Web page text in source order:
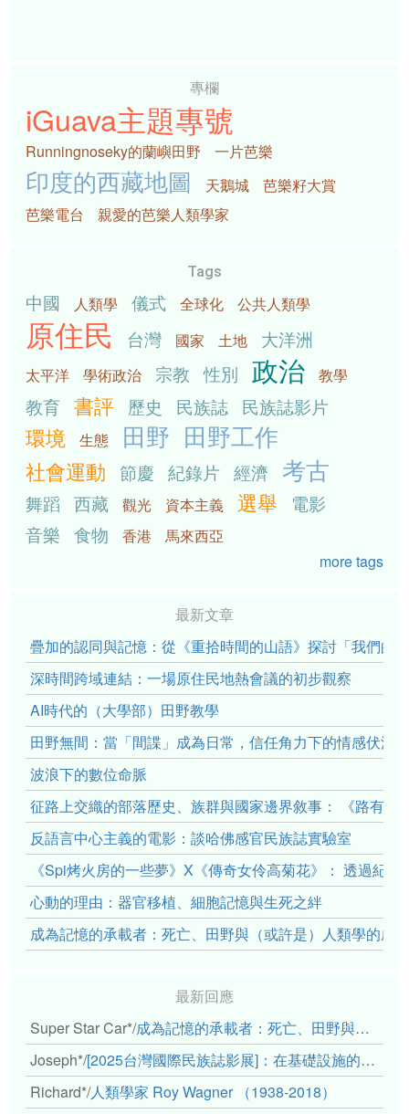
專欄
iGuava主題專號
Runningnoseky的蘭嶼田野 一片芭樂
印度的西藏地圖 天鵝城
芭樂籽大賞
芭樂電台
親愛的芭樂人類學家
Tags
中國 人類學 儀式 全球化 公共人類學
原住民 台灣 國家 土地 大洋洲
太平洋 學術政治 宗教 性別 政治 教學
教育 書評 歷史 民族誌 民族誌影片
環境 生態 田野 田野工作
社會運動 節慶 紀錄片 經濟 考古
舞蹈 西藏 觀光 資本主義 選舉
電影
音樂 食物 香港
馬來西亞
more tags
最新文章
疊加的認同與記憶：從《重拾時間的山語》探討「我們的
深時間跨域連結：一場原住民地熱會議的初步觀察
AI時代的（大學部）田野教學
田野無間：當「間諜」成為日常，信任角力下的情感伏流
波浪下的數位命脈
征路上交織的部落歷史、族群與國家邊界敘事： 《路有
反語言中心主義的電影：談哈佛感官民族誌實驗室
《Spi烤火房的一些夢》X《傳奇女伶高菊花》： 透過紀
心動的理由：器官移植、細胞記憶與生死之絆
成為記憶的承載者：死亡、田野與（或許是）人類學的成
最新回應
Super Star Car*/成為記憶的承載者：死亡、田野與（或許是）人類學的成年禮
Joseph*/[2025台灣國際民族誌影展]：在基礎設施的邊緣，聆聽人的呼吸
Richard*/人類學家 Roy Wagner （1938-2018）